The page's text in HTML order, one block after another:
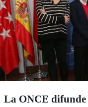
La ONCE difunde